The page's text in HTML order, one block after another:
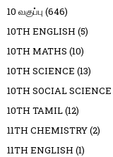
10 வகுப்பு (646)
10TH ENGLISH (5)
10TH MATHS (10)
10TH SCIENCE (13)
10TH SOCIAL SCIENCE
10TH TAMIL(12)
11TH CHEMISTRY(2)
11TH ENGLISH (1)